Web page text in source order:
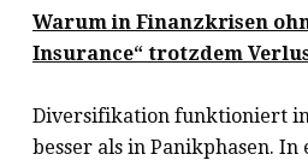
Warum in Finanzkrisen
Insurance“ trotzdem
Diversifikation funktioniert
besser als in Panikphasen.